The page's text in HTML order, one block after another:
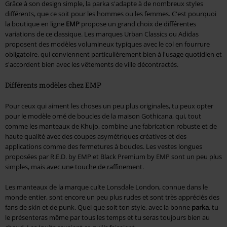
Grâce à son design simple, la parka s'adapte à de nombreux styles
différents, que ce soit pour les hommes ou les femmes. C'est pourquoi
la boutique en ligne EMP propose un grand choix de différentes
variations de ce classique. Les marques Urban Classics ou Adidas
proposent des modèles volumineux typiques avec le col en fourrure
obligatoire, qui conviennent particulièrement bien à l'usage quotidien et
s'accordent bien avec les vêtements de ville décontractés.
Différents modèles chez EMP
Pour ceux qui aiment les choses un peu plus originales, tu peux opter
pour le modèle orné de boucles de la maison Gothicana, qui, tout
comme les manteaux de Khujo, combine une fabrication robuste et de
haute qualité avec des coupes asymétriques créatives et des
applications comme des fermetures à boucles. Les vestes longues
proposées par R.E.D. by EMP et Black Premium by EMP sont un peu plus
simples, mais avec une touche de raffinement.
Les manteaux de la marque culte Lonsdale London, connue dans le
monde entier, sont encore un peu plus rudes et sont très appréciés des
fans de skin et de punk. Quel que soit ton style, avec la bonne parka, tu
le présenteras même par tous les temps et tu seras toujours bien au